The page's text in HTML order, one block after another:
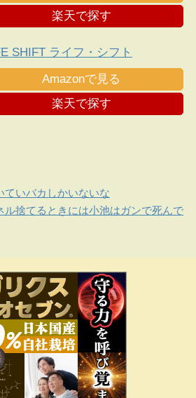
楽天で探す
SHIFT ライフ・シフト
Amazonで見る
楽天で探す
ていバカしかいないな
捨てるときには小池はガンで死んで